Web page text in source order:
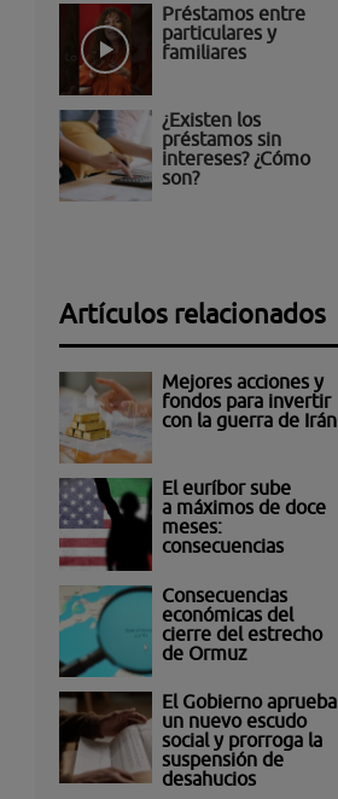
Préstamos entre
particulares y
familiares
¿Existen los
préstamos sin
intereses? ¿Cómo
son?
Artículos relacionados
Mejores acciones y
fondos para invertir
con la guerra de Irán
El euríbor sube
a máximos de doce
meses:
consecuencias
Consecuencias
económicas del
cierre del estrecho
de Ormuz
El Gobierno aprueba
un nuevo escudo
social y prorroga la
suspensión de
desahucios